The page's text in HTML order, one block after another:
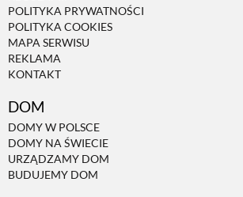
POLITYKA PRYWATNOŚCI
POLITYKA COOKIES
MAPA SERWISU
REKLAMA
KONTAKT
DOM
DOMY W POLSCE
DOMY NA ŚWIECIE
URZĄDZAMY DOM
BUDUJEMY DOM